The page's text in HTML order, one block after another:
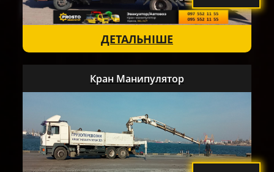
ДЕТАЛЬНІШЕ
Кран Манипулятор